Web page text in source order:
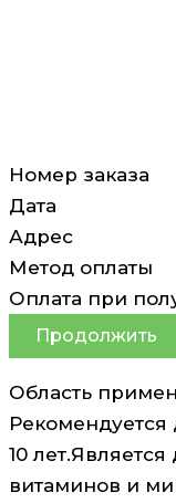
Номер заказа
Дата
Адрес
Метод оплаты
Оплата при
Продолжить
Область
Рекомендуется
10
витаминов и